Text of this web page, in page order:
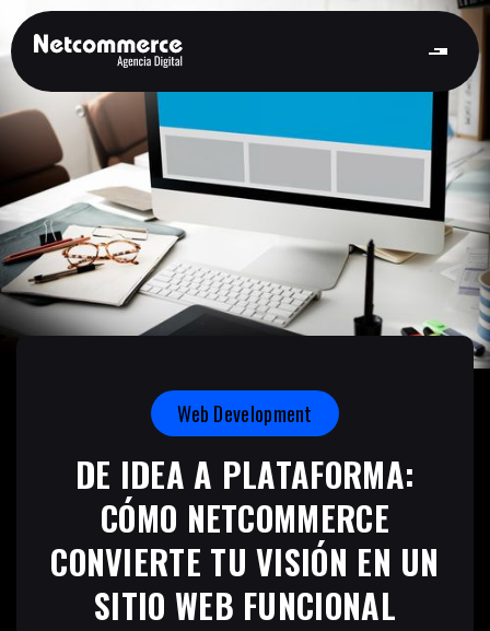
Web Development
DE IDEA A PLATAFORMA:
CÓMO NETCOMMERCE
CONVIERTE TU VISIÓN EN UN
SITIO WEB FUNCIONAL